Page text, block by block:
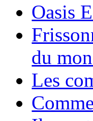
Oasis
du
Les